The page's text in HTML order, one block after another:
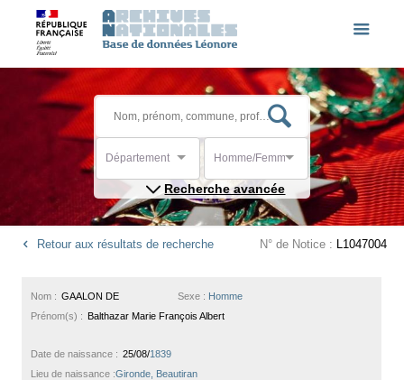
Département Homme/Femme
Recherche avancée
Retour aux résultats de recherche N° de Notice : L1047004
Sexe : Homme
Nom : GAALON DE
Prénom(s) : Balthazar Marie François Albert
Date de naissance : 25/08/1839
Lieu de naissance :Gironde, Beautiran